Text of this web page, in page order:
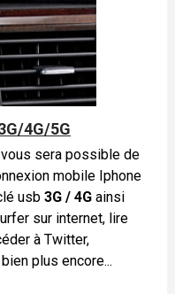
4G/5G
sera possible de
mobile Iphone
usb 3G / 4G ainsi
sur internet, lire
à Twitter,
plus encore...